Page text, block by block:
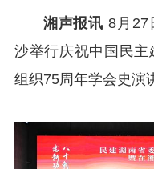
湘声报讯 8月27
沙举行庆祝中国民
组织75周年学会史演